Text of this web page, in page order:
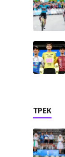
ТРЕК